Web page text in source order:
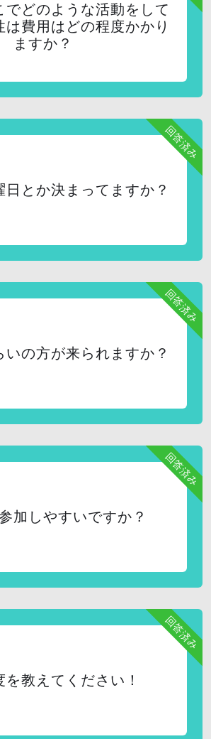
でどのような活動をして
は費用はどの程度かかり
ますか？
回答済み
とか決まってますか？
回答済み
の方が来られますか？
回答済み
加しやすいですか？
回答済み
を教えてください！